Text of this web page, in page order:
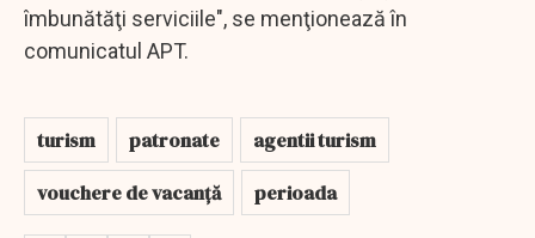
îmbunătăţi serviciile", se menţionează în
comunicatul APT.
turism patronate
agentii turism
vouchere de vacanță
perioada